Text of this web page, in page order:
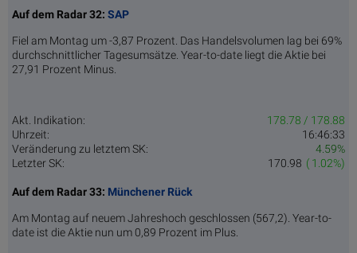
Auf dem Radar 32: SAP
Fiel am Montag um -3,87 Prozent. Das Handelsvolumen lag bei 69%
durchschnittlicher Tagesumsätze. Year-to-date liegt die Aktie bei
27,91 Prozent Minus.
Akt. Indikation:
178.78 / 178.88
Uhrzeit:
16:46:33
Veränderung zu letztem SK:
4.59%
Letzter SK:
( 1.02%)
170.98
Auf dem Radar 33: Münchener Rück
Am Montag auf neuem Jahreshoch geschlossen (567,2). Year-to-
date ist die Aktie nun um 0,89 Prozent im Plus.